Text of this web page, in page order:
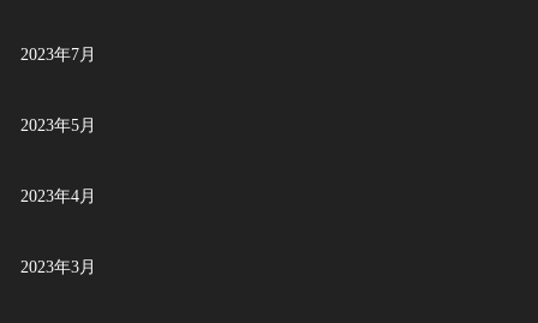
2023年7月
2023年5月
2023年4月
2023年3月